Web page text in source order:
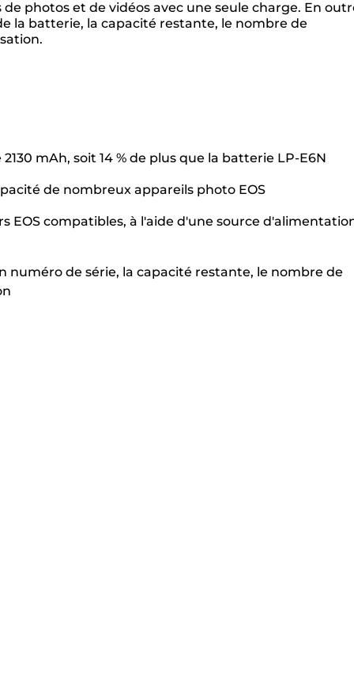
photos et de vidéos avec une seule charge. En
la batterie, la capacité restante, le nombre de
mAh, soit 14 % de plus que la batterie LP-E6N
de nombreux appareils photo EOS
EOS compatibles, à l'aide d'une source
de série, la capacité restante, le nombre de